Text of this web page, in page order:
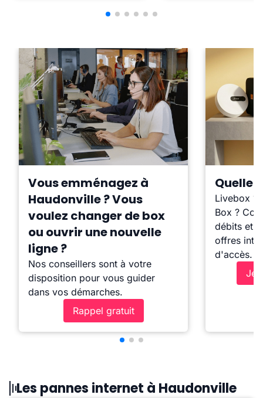
Vous emménagez à
Haudonville ? Vous
voulez changer de box
ou ouvrir une nouvelle
ligne ?
Nos conseillers sont à votre
disposition pour vous guider
dans vos démarches.
Rappel gratuit
Quelle
Livebox ?
Box ?
débits et
offres
d'accès.
Je
Les pannes internet à Haudonville